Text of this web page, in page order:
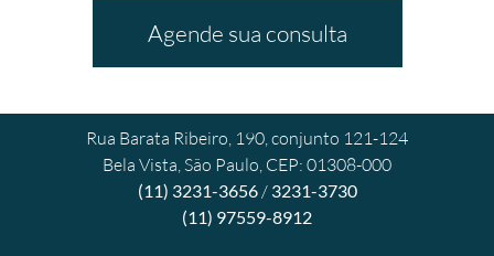
Agende sua consulta
Rua Barata Ribeiro, 190, conjunto 121-124
Bela Vista, São Paulo, CEP: 01308-000
(11) 3231-3656/ 3231-3730
(11) 97559-8912